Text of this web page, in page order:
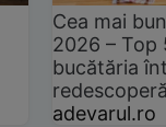
Cea mai
2026 –
bucătăria
adevarul.ro